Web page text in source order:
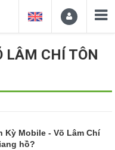
LÂM CHÍ TÔN
Kỳ Mobile - Võ Lâm Chí
hồ?